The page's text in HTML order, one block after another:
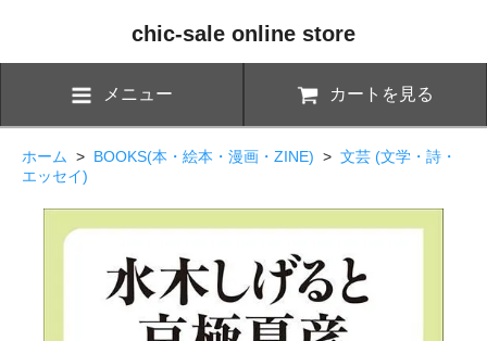
chic-sale online store
メニュー カートを見る
ホーム > BOOKS(本・絵本・漫画・ZINE) > 文芸 (文学・詩・
エッセイ)